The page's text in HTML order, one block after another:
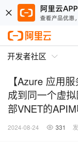
开发者社区
【Azure 应用
成到同一个虚
部VNET的APIM
2024-08-24 331